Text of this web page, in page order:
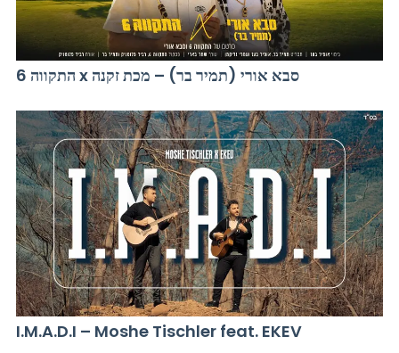
התקווה 6 x סבא אורי (תמיר בר) – מכת זקנה
I.M.A.D.I – Moshe Tischler feat. EKEV